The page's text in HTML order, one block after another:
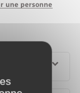
une personne